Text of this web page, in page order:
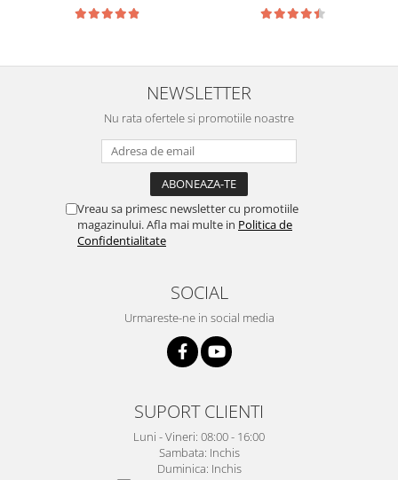
NEWSLETTER
Nu rata ofertele si promotiile noastre
Vreau sa primesc newsletter cu promotiile
magazinului. Afla mai multe in Politica de
Confidentialitate
SOCIAL
Urmareste-ne in social media
SUPORT CLIENTI
Luni - Vineri: 08:00 - 16:00
Sambata: Inchis
Duminica: Inchis